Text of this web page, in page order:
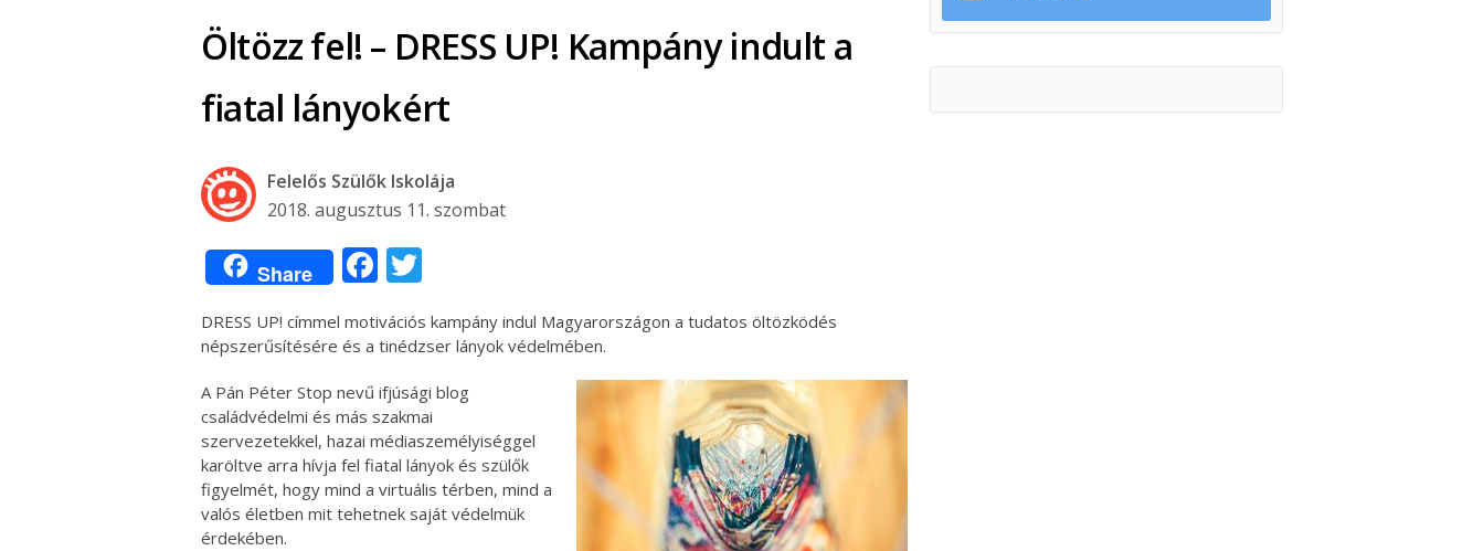
Öltözz fel! – DRESS UP! Kampány indult a
fiatal lányokért
Felelős Szülők Iskolája
2018. augusztus 11. szombat
Share Facebook
DRESS UP! címmel motivációs kampány indul Magyarországon a tudatos öltözködés
népszerűsítésére és a tinédzser lányok védelmében.
A Pán Péter Stop nevű ifjúsági blog
családvédelmi és más szakmai
szervezetekkel, hazai médiaszemélyiséggel
karöltve arra hívja fel fiatal lányok és szülők
figyelmét, hogy mind a virtuális térben, mind a
valós életben mit tehetnek saját védelmük
érdekében.